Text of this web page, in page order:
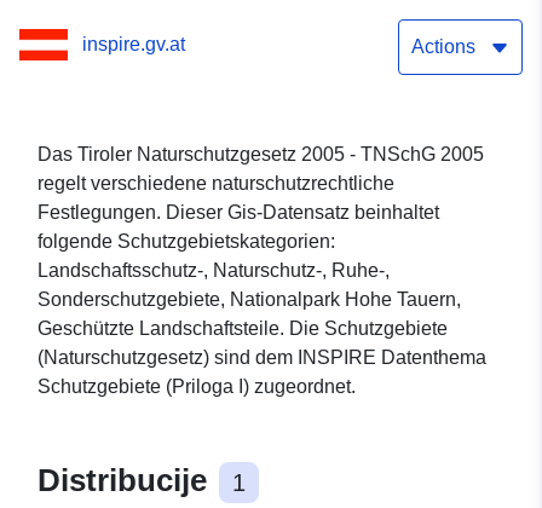
inspire.gv.at Actions
Das Tiroler Naturschutzgesetz 2005 - TNSchG 2005
regelt verschiedene naturschutzrechtliche
Festlegungen. Dieser Gis-Datensatz beinhaltet
folgende Schutzgebietskategorien:
Landschaftsschutz-, Naturschutz-, Ruhe-,
Sonderschutzgebiete, Nationalpark Hohe Tauern,
Geschützte Landschaftsteile. Die Schutzgebiete
(Naturschutzgesetz) sind dem INSPIRE Datenthema
Schutzgebiete (Priloga I) zugeordnet.
Distribucije 1